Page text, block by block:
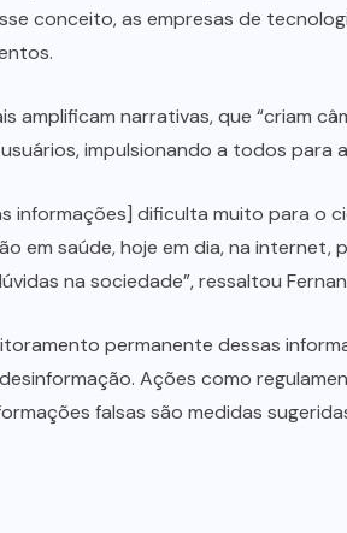
conceito, as empresas de
amplificam narrativas, que “criam
impulsionando a todos para
informações] dificulta muito para o
em saúde, hoje em dia, na
na sociedade”, ressaltou
permanente dessas
Ações como
falsas são medidas